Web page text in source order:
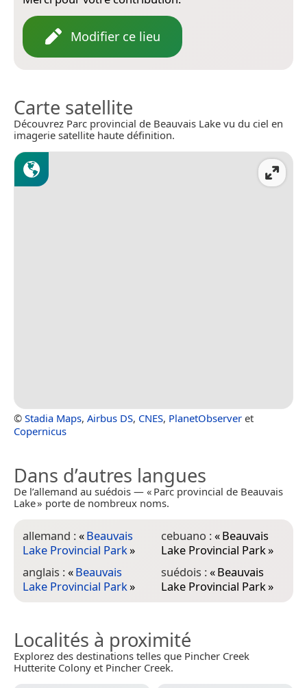
Modifier ce lieu
Carte satellite
Découvrez Parc provincial de Beauvais Lake vu du ciel en
imagerie satellite haute définition.
© Stadia Maps, Airbus DS, CNES, PlanetObserver et
Copernicus
Dans d’autres langues
De l’allemand au suédois — « Parc provincial de Beauvais
Lake » porte de nombreux noms.
allemand :«Beauvais
Lake Provincial Park»
anglais :«Beauvais
Lake Provincial Park»
cebuano :«Beauvais
Lake Provincial Park»
suédois :«Beauvais
Lake Provincial Park»
Localités à proximité
Explorez des destinations telles que Pincher Creek
Hutterite Colony et Pincher Creek.